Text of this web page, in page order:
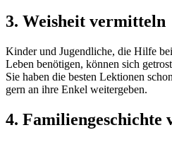
3. Weisheit vermitteln
Kinder und Jugendliche, die Hilfe
Leben benötigen, können sich
Sie haben die besten Lektionen
gern an ihre Enkel weitergeben.
4. Familiengeschichte